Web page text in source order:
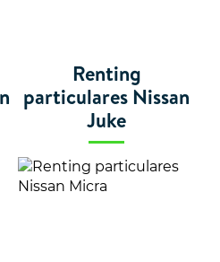
Renting
particulares Nissan
Juke